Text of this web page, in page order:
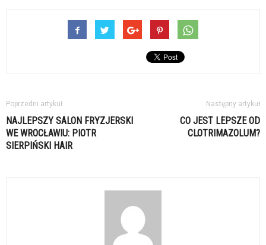
Poprzedni artykuł
NAJLEPSZY SALON FRYZJERSKI
WE WROCŁAWIU: PIOTR
SIERPIŃSKI HAIR
Następny artykuł
CO JEST LEPSZE OD
CLOTRIMAZOLUM?